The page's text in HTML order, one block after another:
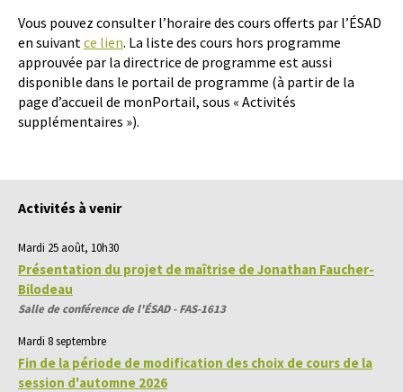
Vous pouvez consulter l’horaire des cours offerts par l’ÉSAD
en suivantce lien. La liste des cours hors programme
approuvée par la directrice de programme est aussi
disponible dans le portail de programme (à partir de la
page d’accueil de monPortail, sous « Activités
supplémentaires »).
Activités à venir
Mardi 25 août, 10h30
Présentation du projet de maîtrise de Jonathan Faucher-
Bilodeau
Salle de conférence de l'ÉSAD - FAS-1613
Mardi 8 septembre
Fin de la période de modification des choix de cours de la
session d'automne 2026